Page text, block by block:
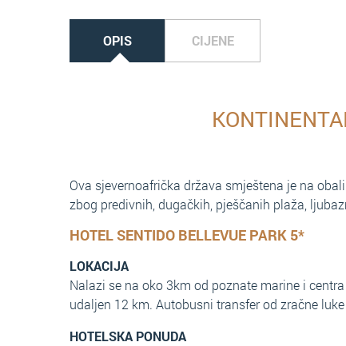
OPIS CIJENE
Ova sjevernoafrička država smještena je na
zbog predivnih, dugačkih, pješčanih plaža,
HOTEL SENTIDO BELLEVUE PARK 5*
LOKACIJA
Nalazi se na oko 3km od poznate marine i
udaljen 12 km. Autobusni transfer od zračne
HOTELSKA PONUDA